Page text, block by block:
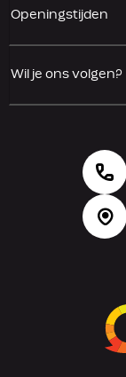
Openingstijden
Wil je ons volgen?